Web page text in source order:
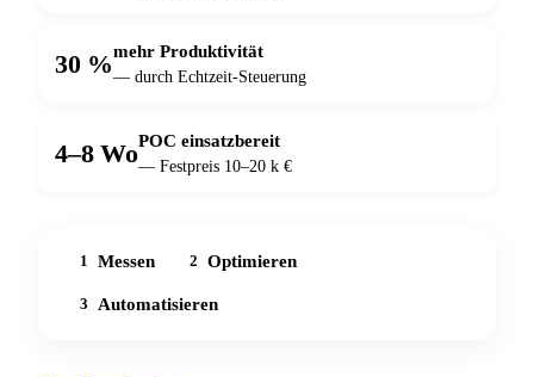
30 %mehr Produktivität
— durch Echtzeit-Steuerung
4–8 WoPOC einsatzbereit
— Festpreis 10–20 k €
1 Messen 2 Optimieren
3 Automatisieren